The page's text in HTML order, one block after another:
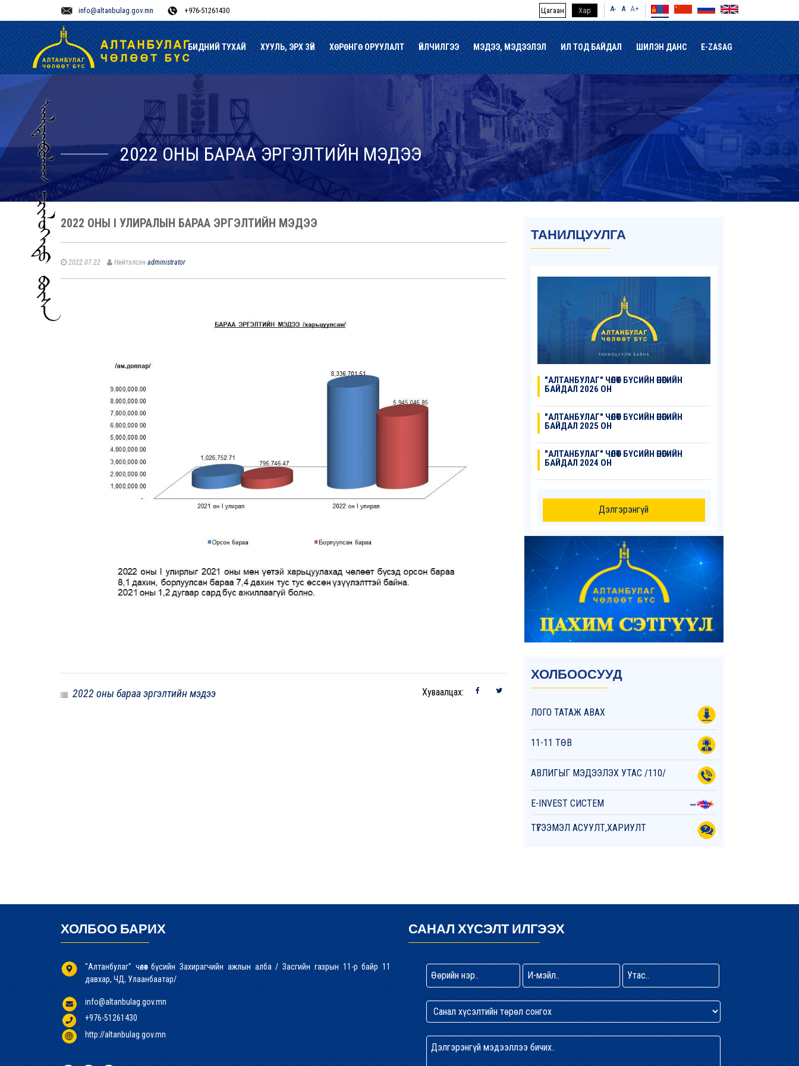
info@altanbulag.gov.mn +976-51261430 Цагаан Хар A- A A+
БИДНИЙ ТУХАЙ ХУУЛЬ, ЭРХ ЗҮЙ ХӨРӨНГӨ ОРУУЛАЛТ ҮЙЛЧИЛГЭЭ МЭДЭЭ, МЭДЭЭЛЭЛ ИЛ ТОД БАЙДАЛ ШИЛЭН ДАНС E-ZASAG
2022 ОНЫ БАРАА ЭРГЭЛТИЙН МЭДЭЭ
ТАНИЛЦУУЛГА
"АЛТАНБУЛАГ" ЧӨЛӨӨТ БҮСИЙН ӨНӨӨГИЙН
БАЙДАЛ 2026 ОН
"АЛТАНБУЛАГ" ЧӨЛӨӨТ БҮСИЙН ӨНӨӨГИЙН
БАЙДАЛ 2025 ОН
"АЛТАНБУЛАГ" ЧӨЛӨӨТ БҮСИЙН ӨНӨӨГИЙН
БАЙДАЛ 2024 ОН
Дэлгэрэнгүй
ХОЛБООСУУД
ЛОГО ТАТАЖ АВАХ
11-11 ТӨВ
АВЛИГЫГ МЭДЭЭЛЭХ УТАС /110/
E-INVEST СИСТЕМ
ТҮГЭЭМЭЛ АСУУЛТ,ХАРИУЛТ
2022 ОНЫ I УЛИРАЛЫН БАРАА ЭРГЭЛТИЙН МЭДЭЭ
2022.07.22 Нийтэлсэн administrator
2022 оны бараа эргэлтийн мэдээ Хуваалцах:
ХОЛБОО БАРИХ
"Алтанбулаг" чөлөөт бүсийн Захирагчийн ажлын алба / Засгийн газрын 11-р байр 11
давхар, ЧД, Улаанбаатар/
info@altanbulag.gov.mn
+976-51261430
http://altanbulag.gov.mn
САНАЛ ХҮСЭЛТ ИЛГЭЭХ